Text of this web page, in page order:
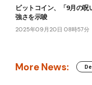
ビットコイン、「9月の呪
強さを示唆
2025年09月20日 08時57分
More News: